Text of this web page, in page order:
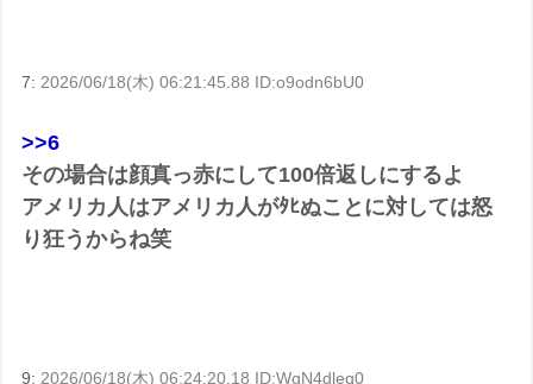
7:2026/06/18(木) 06:21:45.88 ID:o9odn6bU0
>>6
その場合は顔真っ赤にして100倍返しにするよ
アメリカ人はアメリカ人がﾀﾋぬことに対しては怒
り狂うからね笑
9: 2026/06/18(木) 06:24:20.18 ID:WgN4dleq0